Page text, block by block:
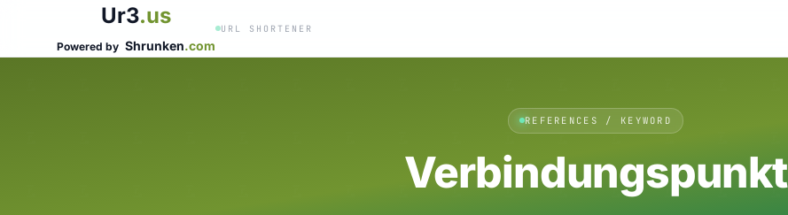
Ur3.us
Powered by Shrunken.com
URL SHORTENER
REFERENCES / KEYWORD
Verbindungspunkt